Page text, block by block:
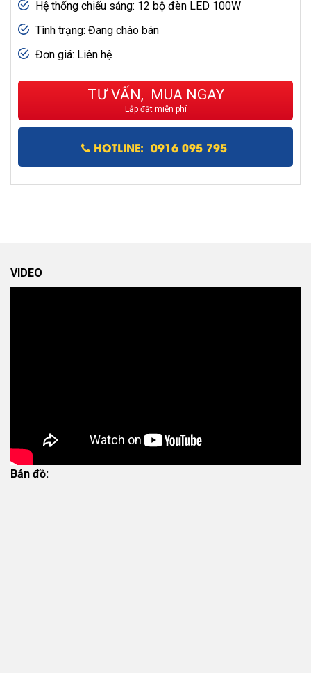
Hệ thống chiếu sáng: 12 bộ đèn LED 100W
Tình trạng: Đang chào bán
Đơn giá: Liên hệ
TƯ VẤN, MUA NGAY
Lắp đặt miễn phí
HOTLINE: 0916 095 795
VIDEO
Bản đồ: